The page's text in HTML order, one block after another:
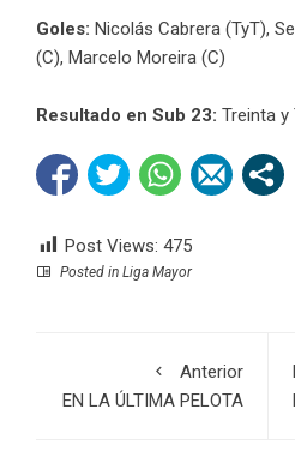
Goles: Nicolás Cabrera (TyT),
(C), Marcelo Moreira (C)
Resultado en Sub 23: Treinta y
Post Views: 475
Posted in Liga Mayor
Anterior
EN LA ÚLTIMA PELOTA